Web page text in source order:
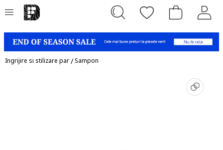
Ingrijire si stilizare par/Sampon